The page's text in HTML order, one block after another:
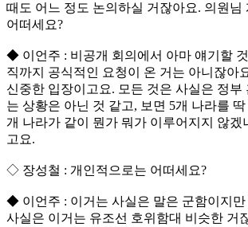
때도 어느 정도 논의하실 거잖아요. 의원님
어떠세요?
◆ 이언주 : 비공개 회의에서 아마 얘기할
직까지 공식적인 요청이 온 거는 아니잖아
신중한 입장이고요. 모든 것은 사실은 정부
는 상황은 아닌 것 같고, 보면 5개 나라를
개 나라가 같이 뭔가 뭐가 이루어지지 않겠
고요.
◇ 장성철 : 개인적으로는 어떠세요?
◆ 이언주 : 이거는 사실은 말은 군함이지만
사실은 이거는 유조선 호위함대 비슷한 거